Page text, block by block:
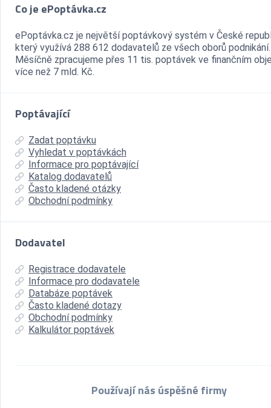
Co je ePoptávka.cz
ePoptávka.cz je největší poptávkový systém v České
který využívá 288 612 dodavatelů ze všech oborů podnikání.
Měsíčně zpracujeme přes 11 tis. poptávek ve finančním
více než 7 mld. Kč.
Poptávající
Zadat poptávku
Vyhledat v poptávkách
Informace pro poptávající
Katalog dodavatelů
Často kladené otázky
Obchodní podmínky
Dodavatel
Registrace dodavatele
Informace pro dodavatele
Databáze poptávek
Často kladené dotazy
Obchodní podmínky
Kalkulátor poptávek
Používají nás úspěšné firmy